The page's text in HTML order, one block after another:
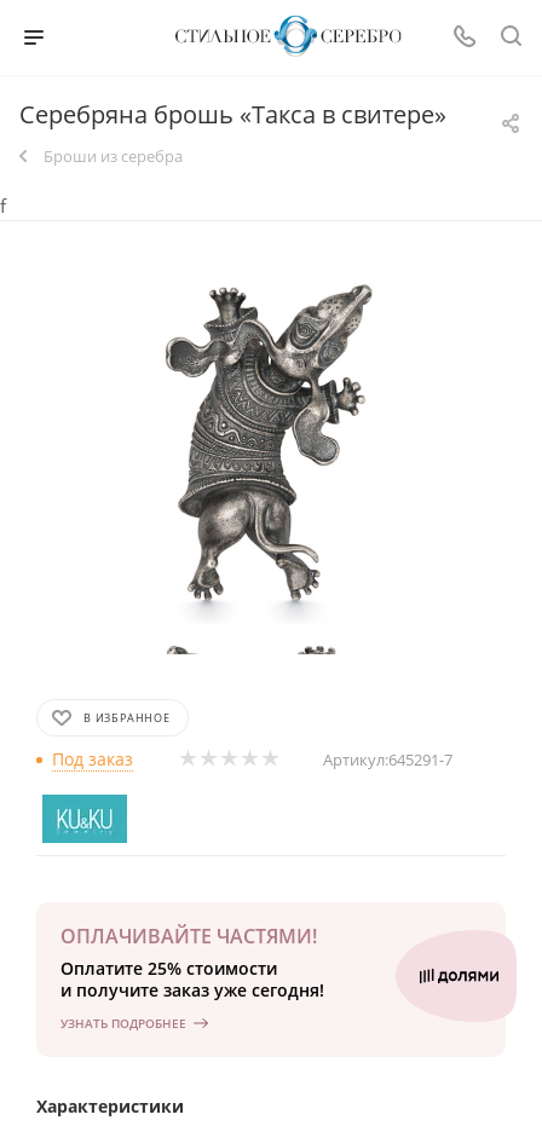
Серебряна брошь «Такса в свитере»
Броши из серебра
f
В ИЗБРАННОЕ
Под заказ Артикул:645291-7
ОПЛАЧИВАЙТЕ ЧАСТЯМИ!
Оплатите 25% стоимости
и получите заказ уже сегодня!
УЗНАТЬ ПОДРОБНЕЕ
Характеристики